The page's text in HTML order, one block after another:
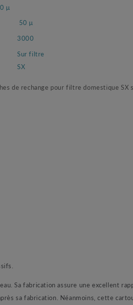
µ
50 µ
3000
Sur filtre
SX
de rechange pour filtre domestique SX
Sa fabrication assure une excellent
sa fabrication. Néanmoins, cette